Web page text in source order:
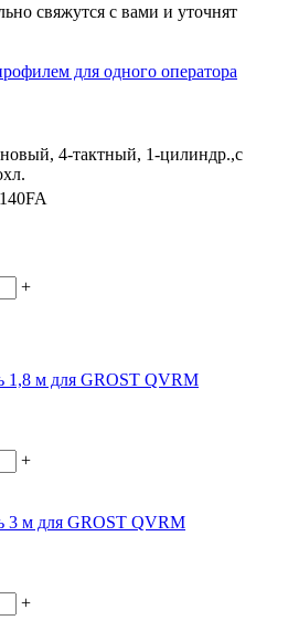
свяжутся с вами и уточнят
для одного оператора
4-тактный, 1-цилиндр.,с
+
м для GROST QVRM
+
м для GROST QVRM
+